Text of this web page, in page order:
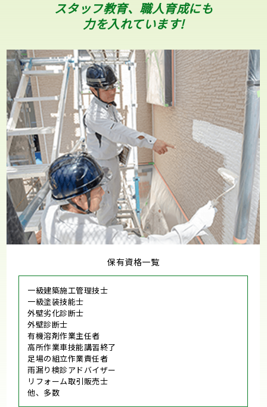
スタッフ教育、職人育成にも
力を入れています!
保有資格一覧
一級建築施工管理技士
一級塗装技能士
外壁劣化診断士
外壁診断士
有機溶剤作業主任者
高所作業車技能講習終了
足場の組立作業責任者
雨漏り検診アドバイザー
リフォーム取引販売士
他、多数